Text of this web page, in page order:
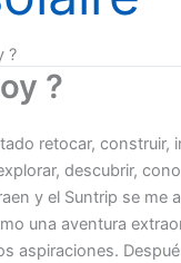
?
?
retocar, construir,
descubrir,
y el Suntrip se me
una aventura
aspiraciones.